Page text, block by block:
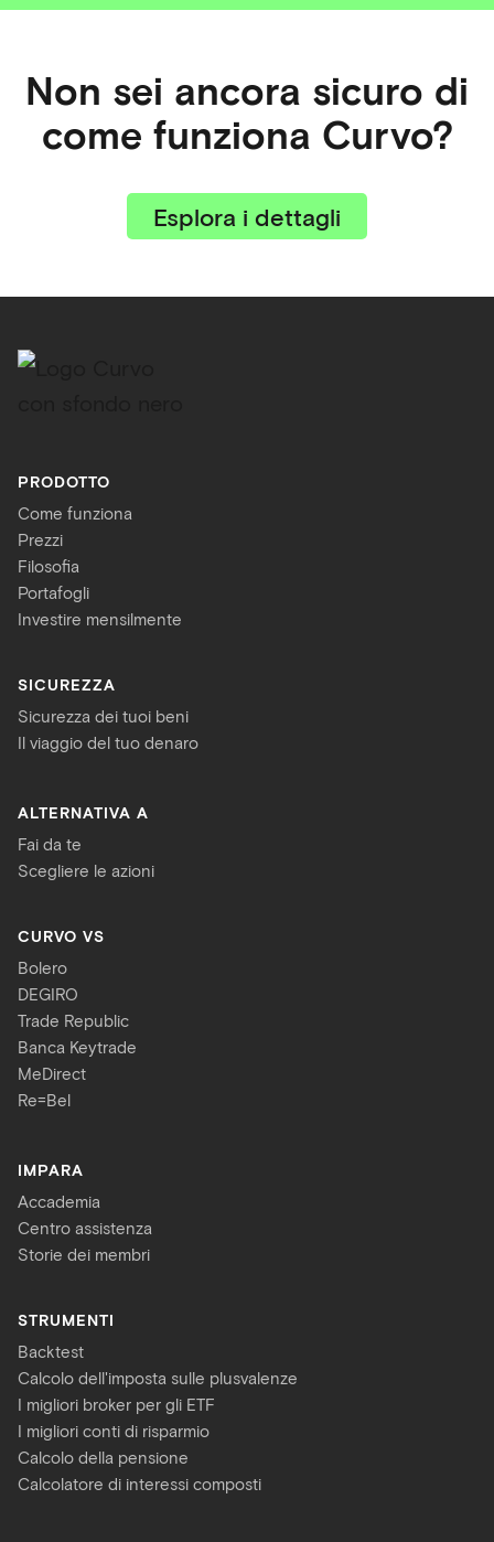
Non sei ancora sicuro di
come funziona Curvo?
Esplora i dettagli
PRODOTTO
Come funziona
Prezzi
Filosofia
Portafogli
Investire mensilmente
SICUREZZA
Sicurezza dei tuoi beni
Il viaggio del tuo denaro
ALTERNATIVA A
Fai da te
Scegliere le azioni
CURVO VS
Bolero
DEGIRO
Trade Republic
Banca Keytrade
MeDirect
Re=Bel
IMPARA
Accademia
Centro assistenza
Storie dei membri
STRUMENTI
Backtest
Calcolo dell'imposta sulle plusvalenze
I migliori broker per gli ETF
I migliori conti di risparmio
Calcolo della pensione
Calcolatore di interessi composti